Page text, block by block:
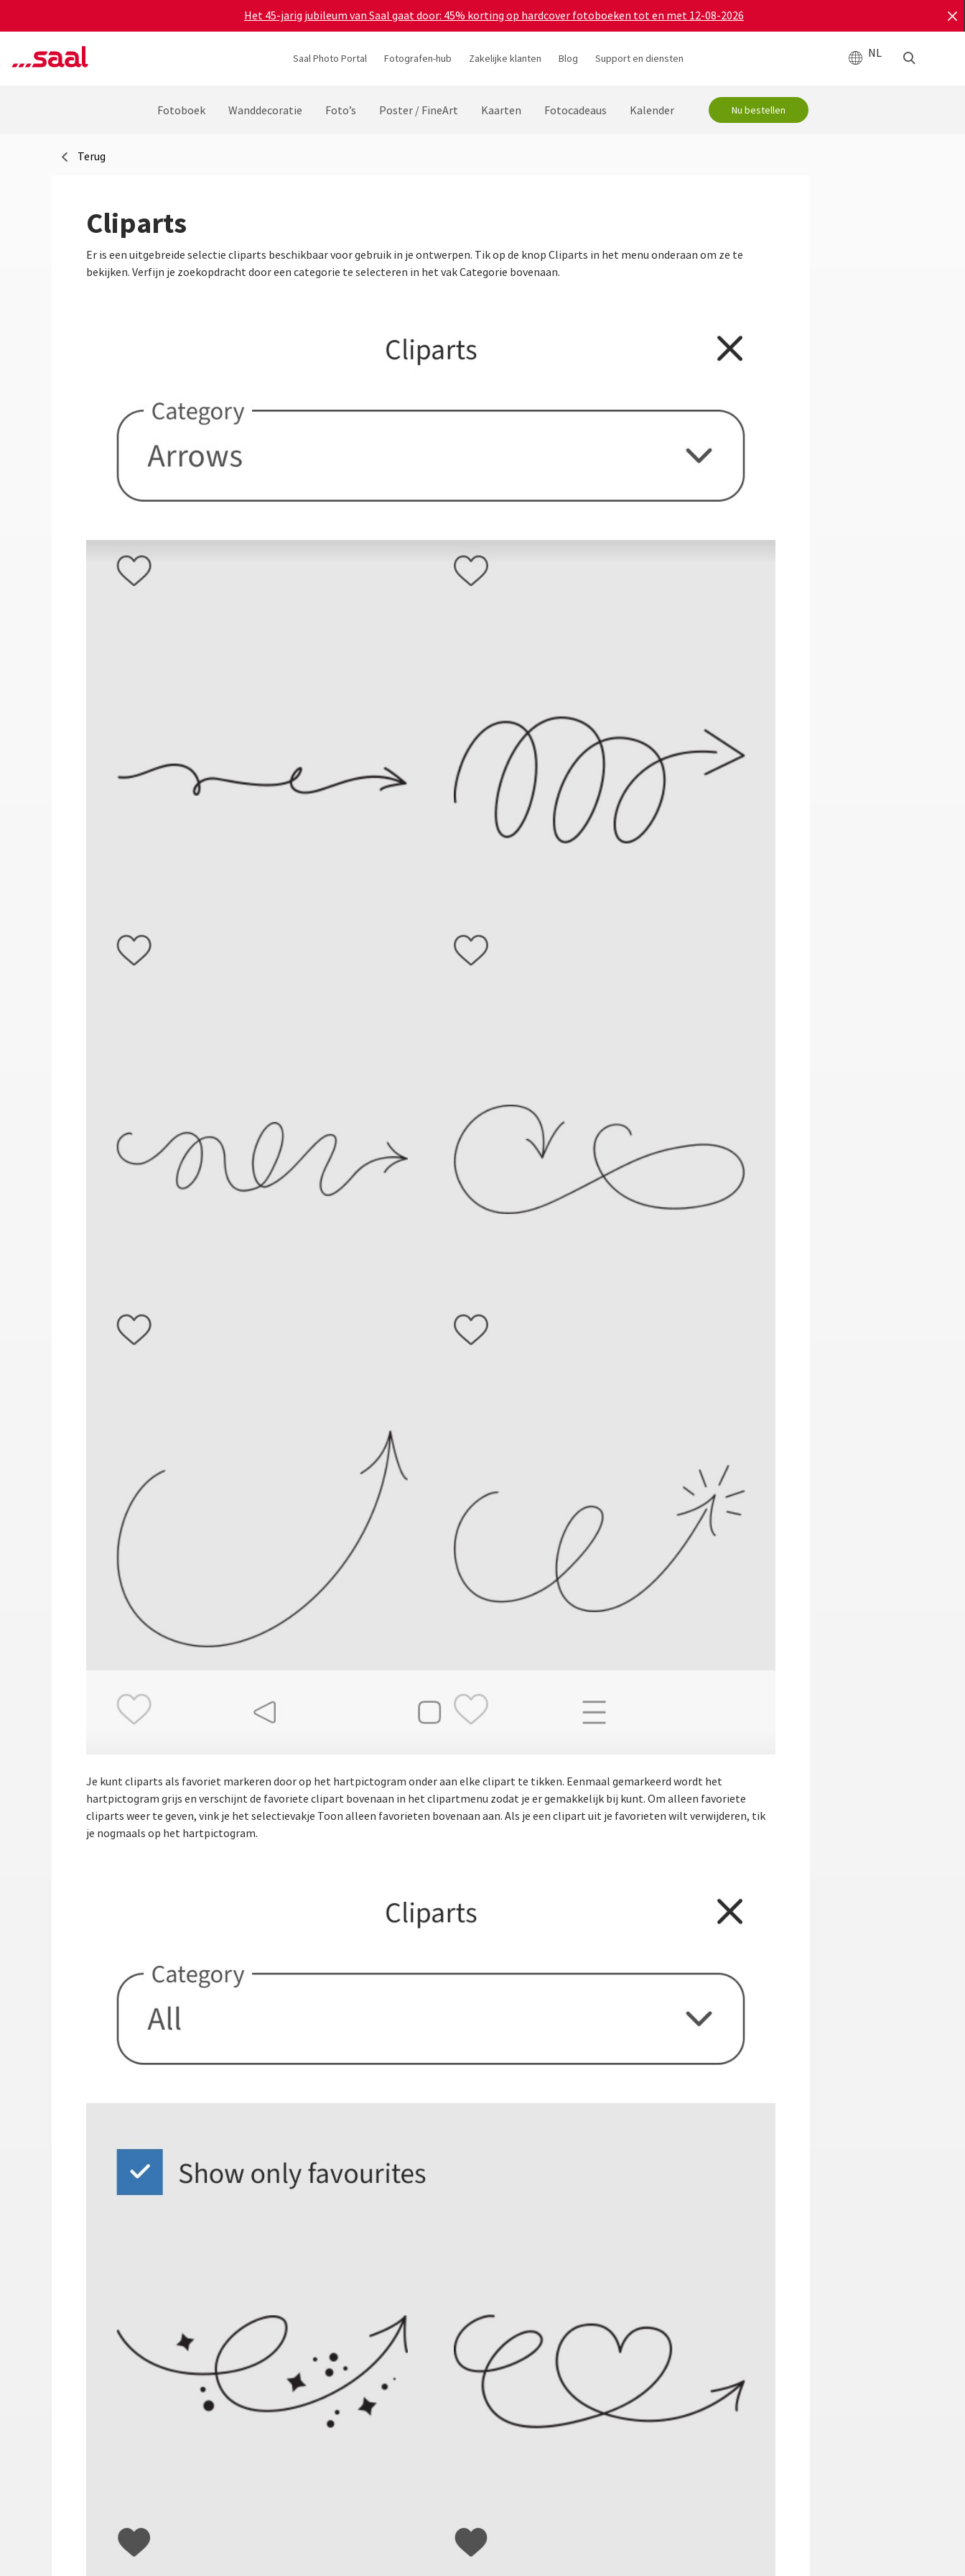
Het 45-jarig jubileum van Saal gaat door: 45% korting op hardcover fotoboeken tot en met 12-08-2026
Saal Photo Portal Fotografen-hub Zakelijke klanten Blog Support en diensten NL
Fotoboek Wanddecoratie Foto’s Poster / FineArt Kaarten Fotocadeaus Kalender Nu bestellen
Terug
Cliparts
Er is een uitgebreide selectie cliparts beschikbaar voor gebruik in je ontwerpen. Tik op de knop Cliparts in het menu onderaan om ze te
bekijken. Verfijn je zoekopdracht door een categorie te selecteren in het vak Categorie bovenaan.
Je kunt cliparts als favoriet markeren door op het hartpictogram onder aan elke clipart te tikken. Eenmaal gemarkeerd wordt het
hartpictogram grijs en verschijnt de favoriete clipart bovenaan in het clipartmenu zodat je er gemakkelijk bij kunt. Om alleen favoriete
cliparts weer te geven, vink je het selectievakje Toon alleen favorieten bovenaan aan. Als je een clipart uit je favorieten wilt verwijderen, tik
je nogmaals op het hartpictogram.